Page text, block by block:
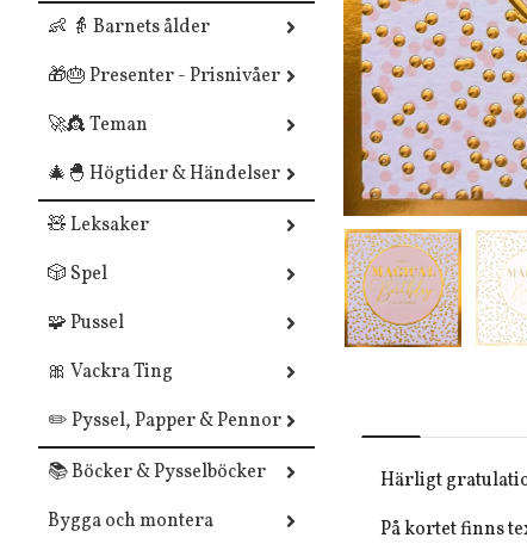
👶 👵 Barnets ålder
🎁🎂 Presenter - Prisnivåer
🚀👸 Teman
🎄🐣 Högtider & Händelser
🧸 Leksaker
🎲 Spel
🧩 Pussel
🎀 Vackra Ting
✏️ Pyssel, Papper & Pennor
📚 Böcker & Pysselböcker
Bygga och montera
Härligt
På kortet finns